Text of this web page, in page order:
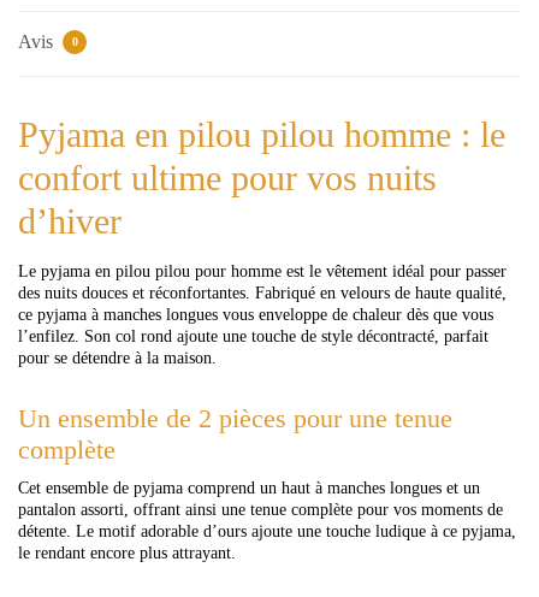
Avis 0
Pyjama en pilou pilou homme : le
confort ultime pour vos nuits
d’hiver
Le pyjama en pilou pilou pour homme est le vêtement idéal pour passer
des nuits douces et réconfortantes. Fabriqué en velours de haute qualité,
ce pyjama à manches longues vous enveloppe de chaleur dès que vous
l’enfilez. Son col rond ajoute une touche de style décontracté, parfait
pour se détendre à la maison.
Un ensemble de 2 pièces pour une tenue
complète
Cet ensemble de pyjama comprend un haut à manches longues et un
pantalon assorti, offrant ainsi une tenue complète pour vos moments de
détente. Le motif adorable d’ours ajoute une touche ludique à ce pyjama,
le rendant encore plus attrayant.